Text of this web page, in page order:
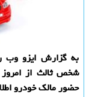
به گزارش ایزو وب
شخص ثالث از امروز
حضور مالك خودرو